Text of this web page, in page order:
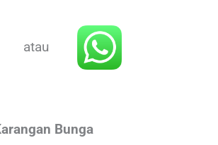
Bunga